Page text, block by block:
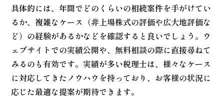
具体的には、年間でどのくらいの相続案件を手がけてい
るか、複雑なケース（非上場株式の評価や広大地評価な
ど）の経験があるかなどを確認すると良いでしょう。ウ
ェブサイトでの実績公開や、無料相談の際に直接尋ねて
みるのも有効です。実績が多い税理士は、様々なケース
に対応してきたノウハウを持っており、お客様の状況に
応じた最適な提案が期待できます。